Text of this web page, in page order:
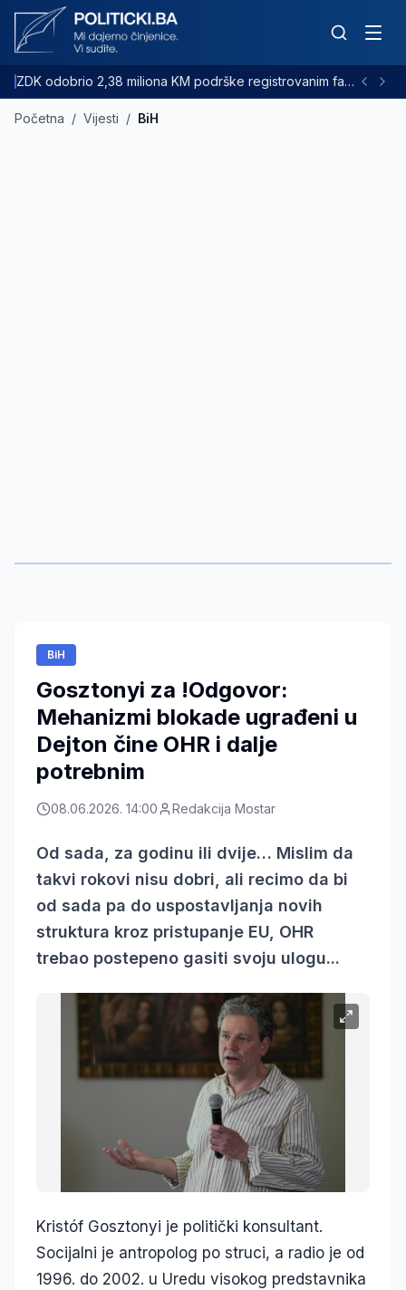
ZDK odobrio 2,38 miliona KM podrške registrovanim farmama goveda
Početna / Vijesti / BiH
BiH
Gosztonyi za !Odgovor:
Mehanizmi blokade ugrađeni u
Dejton čine OHR i dalje
potrebnim
08.06.2026. 14:00 Redakcija Mostar
Od sada, za godinu ili dvije… Mislim da
takvi rokovi nisu dobri, ali recimo da bi
od sada pa do uspostavljanja novih
struktura kroz pristupanje EU, OHR
trebao postepeno gasiti svoju ulogu...
Kristóf Gosztonyi je politički konsultant.
Socijalni je antropolog po struci, a radio je od
1996. do 2002. u Uredu visokog predstavnika